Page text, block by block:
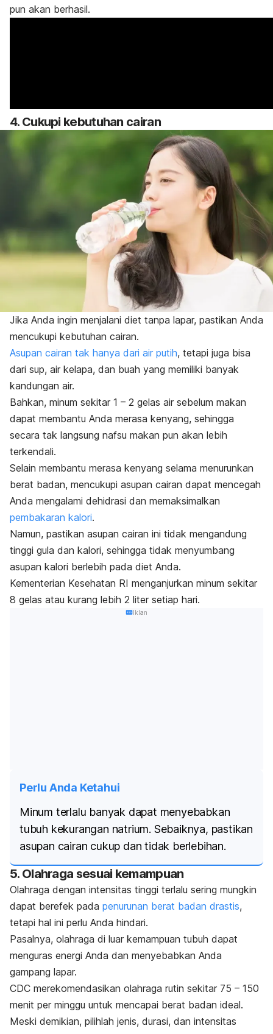
pun akan berhasil.
4. Cukupi kebutuhan cairan
Jika Anda ingin menjalani diet tanpa lapar, pastikan Anda
mencukupi kebutuhan cairan.
Asupan cairan tak hanya dari air putih, tetapi juga bisa
dari sup, air kelapa, dan buah yang memiliki banyak
kandungan air.
Bahkan, minum sekitar 1 – 2 gelas air sebelum makan
dapat membantu Anda merasa kenyang, sehingga
secara tak langsung nafsu makan pun akan lebih
terkendali.
Selain membantu merasa kenyang selama menurunkan
berat badan, mencukupi asupan cairan dapat mencegah
Anda mengalami dehidrasi dan memaksimalkan
pembakaran kalori.
Namun, pastikan asupan cairan ini tidak mengandung
tinggi gula dan kalori, sehingga tidak menyumbang
asupan kalori berlebih pada diet Anda.
Kementerian Kesehatan RI menganjurkan minum sekitar
8 gelas atau kurang lebih 2 liter setiap hari.
Iklan
Perlu Anda Ketahui
Minum terlalu banyak dapat menyebabkan
tubuh kekurangan natrium. Sebaiknya, pastikan
asupan cairan cukup dan tidak berlebihan.
5. Olahraga sesuai kemampuan
Olahraga dengan intensitas tinggi terlalu sering mungkin
dapat berefek pada penurunan berat badan drastis,
tetapi hal ini perlu Anda hindari.
Pasalnya, olahraga di luar kemampuan tubuh dapat
menguras energi Anda dan menyebabkan Anda
gampang lapar.
CDC merekomendasikan olahraga rutin sekitar 75 – 150
menit per minggu untuk mencapai berat badan ideal.
Meski demikian, pilihlah jenis, durasi, dan intensitas